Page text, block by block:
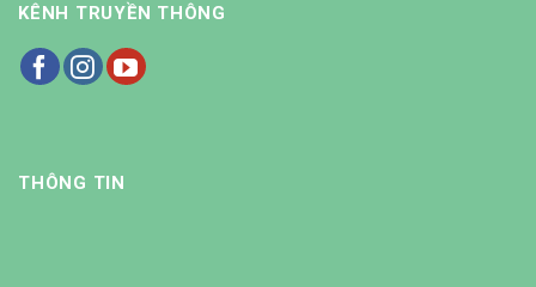
KÊNH TRUYỀN THÔNG
THÔNG TIN